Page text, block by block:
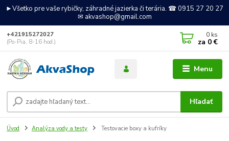
►Všetko pre vaše rybičky, záhradné jazierka či terária. ☎ 0915 27 20 27
✉ akvashop@gmail.com
Menu
Hľadať
+421915272027
(Po-Pia, 8-16 hod.)
0 ks
za 0 €
Úvod Analýza vody a testy Testovacie boxy a kufríky